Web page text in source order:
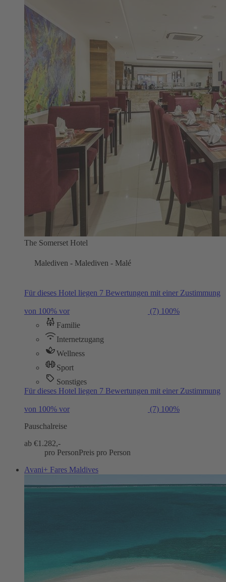
The Somerset Hotel
Malediven - Malediven - Malé
Für dieses Hotel liegen 7 Bewertungen mit einer Zustimmung
von 100% vor (7) 100%
Familie
Internetzugang
Wellness
Sport
Sonstiges
Für dieses Hotel liegen 7 Bewertungen mit einer Zustimmung
von 100% vor (7) 100%
Pauschalreise
ab €1.282,-
pro PersonPreis pro Person
Avani+ Fares Maldives